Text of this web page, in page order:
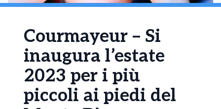
Courmayeur – Si
inaugura l’estate
2023 per i più
piccoli ai piedi del